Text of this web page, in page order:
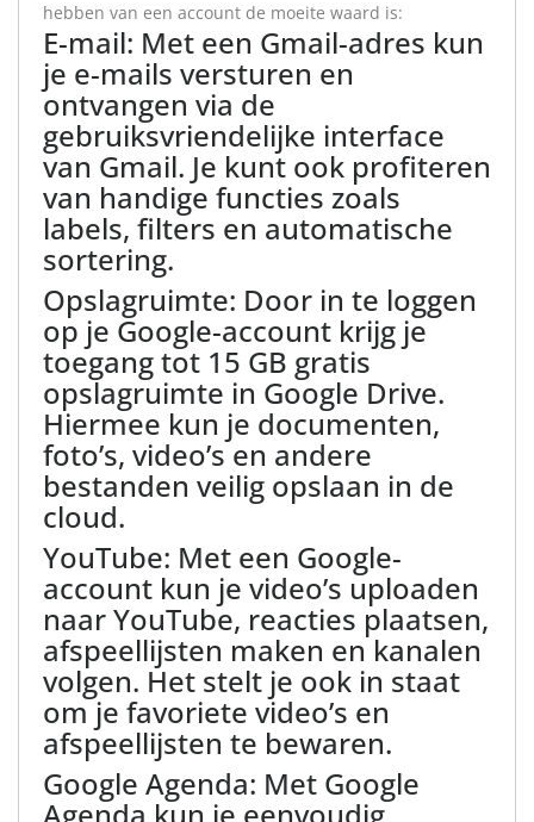
hebben van een account de moeite waard is:
E-mail: Met een Gmail-adres kun
je e-mails versturen en
ontvangen via de
gebruiksvriendelijke interface
van Gmail. Je kunt ook profiteren
van handige functies zoals
labels, filters en automatische
sortering.
Opslagruimte: Door in te loggen
op je Google-account krijg je
toegang tot 15 GB gratis
opslagruimte in Google Drive.
Hiermee kun je documenten,
foto’s, video’s en andere
bestanden veilig opslaan in de
cloud.
YouTube: Met een Google-
account kun je video’s uploaden
naar YouTube, reacties plaatsen,
afspeellijsten maken en kanalen
volgen. Het stelt je ook in staat
om je favoriete video’s en
afspeellijsten te bewaren.
Google Agenda: Met Google